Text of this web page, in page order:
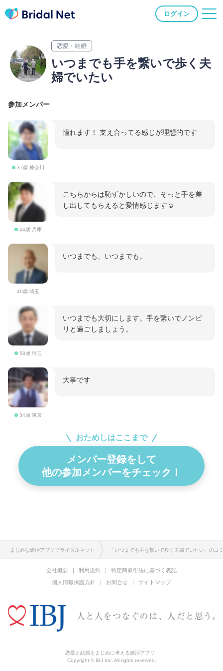
ログイン
恋愛・結婚
いつまでも手を繋いで歩く夫
婦でいたい
参加メンバー
37歳 神奈川
憧れます！ 支え合ってる感じが理想的です
44歳 兵庫
こちらからは恥ずかしいので、そっと手を差
し出してもらえると愛情感じます☺️
46歳 埼玉
いつまでも、いつまでも。
58歳 埼玉
いつまでも大切にします。手を繋いでノンビ
リと過ごしましょう。
34歳 東京
大事です
おためしはここまで
メンバー登録をして
他の参加メンバーをチェック！
まじめな婚活アプリブライダルネット 「いつまでも手を繋いで歩く夫婦でいたい」のコ
会社概要 利用規約
特定商取引法に基づく表記
個人情報保護方針
お問合せ サイトマップ
恋愛と結婚をまじめに考える婚活アプリ
Copyright © IBJ Inc. All rights reserved.